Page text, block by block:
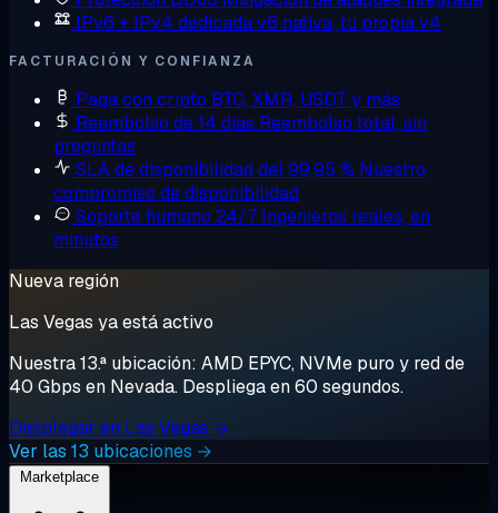
IPv6 + IPv4 dedicadav6 nativa, tu propia v4
FACTURACIÓN Y CONFIANZA
Paga con cripto BTC, XMR, USDT y más
Reembolso de 14 días Reembolso total, sin
preguntas
SLA de disponibilidad del 99,95 % Nuestro
compromiso de disponibilidad
Soporte humano 24/7 Ingenieros reales, en
minutos
Nueva región
Las Vegas ya está activo
Nuestra 13.ª ubicación: AMD EPYC, NVMe puro y red de
40 Gbps en Nevada. Despliega en 60 segundos.
Desplegar en Las Vegas →
Ver las 13 ubicaciones →